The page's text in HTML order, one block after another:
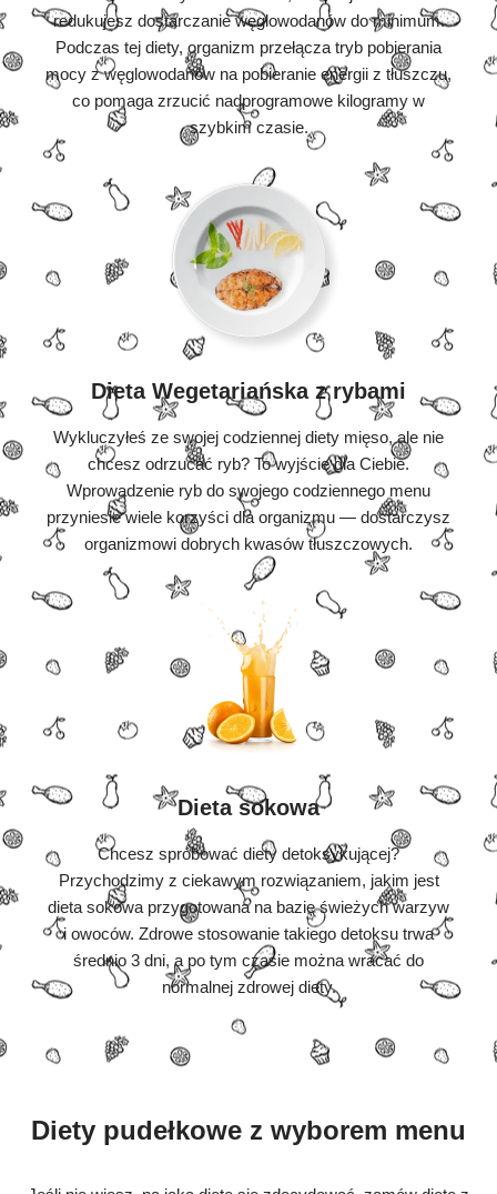
redukujesz dostarczanie węglowodanów do minimum.
Podczas tej diety, organizm przełącza tryb pobierania
mocy z węglowodanów na pobieranie energii z tłuszczu,
co pomaga zrzucić nadprogramowe kilogramy w
szybkim czasie.
Dieta Wegetariańska z rybami
Wykluczyłeś ze swojej codziennej diety mięso, ale nie
chcesz odrzucać ryb? To wyjście dla Ciebie.
Wprowadzenie ryb do swojego codziennego menu
przyniesie wiele korzyści dla organizmu — dostarczysz
organizmowi dobrych kwasów tłuszczowych.
Dieta sokowa
Chcesz spróbować diety detoksykującej?
Przychodzimy z ciekawym rozwiązaniem, jakim jest
dieta sokowa przygotowana na bazie świeżych warzyw
i owoców. Zdrowe stosowanie takiego detoksu trwa
średnio 3 dni, a po tym czasie można wracać do
normalnej zdrowej diety.
Diety pudełkowe z wyborem menu